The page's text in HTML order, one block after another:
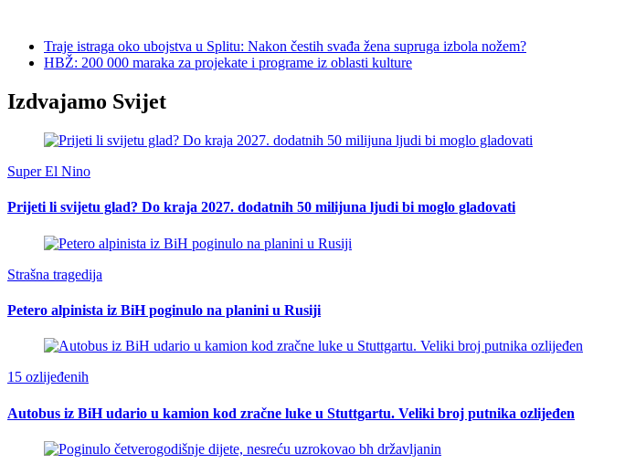
Traje istraga oko ubojstva u Splitu: Nakon čestih svađa žena supruga izbola nožem?
HBŽ: 200 000 maraka za projekate i programe iz oblasti kulture
Izdvajamo Svijet
Super El Nino
Prijeti li svijetu glad? Do kraja 2027. dodatnih 50 milijuna ljudi bi moglo gladovati
Strašna tragedija
Petero alpinista iz BiH poginulo na planini u Rusiji
15 ozlijeđenih
Autobus iz BiH udario u kamion kod zračne luke u Stuttgartu. Veliki broj putnika ozlijeđen